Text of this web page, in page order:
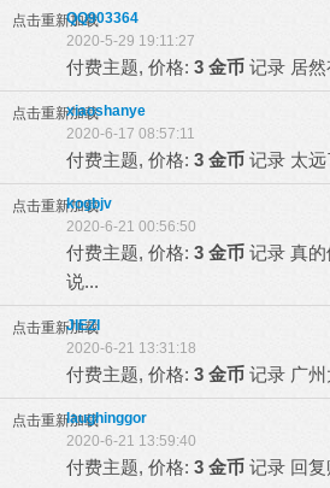
点击重新加载QQ903364
2020-5-29 19:11:27
付费主题, 价格: 3 金币 记录 居
点击重新加载xiaoshanye
2020-6-17 08:57:11
付费主题, 价格: 3 金币 记录 太
点击重新加载
kogbjv
2020-6-21 00:56:50
付费主题, 价格: 3 金币 记录 真
说...
点击重新加载
JIEZI
2020-6-21 13:31:18
付费主题, 价格: 3 金币 记录 广
点击重新加载laughinggor
2020-6-21 13:59:40
付费主题, 价格: 3 金币 记录 回